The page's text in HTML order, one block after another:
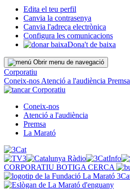
Edita el teu perfil
Canvia la contrasenya
Canvia l'adreça electrònica
Configura les comunicacions
Dona't de baixa
Obrir menu de navegació
Corporatiu
Coneix-nos Atenció a l'audiència Premsa
Corporatiu
Coneix-nos
Atenció a l'audiència
Premsa
La Marató
CORPORATIU BOTIGA CERCA